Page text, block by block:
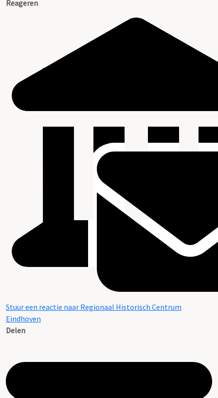
Reageren
Stuur een reactie naar Regionaal Historisch Centrum
Eindhoven
Delen